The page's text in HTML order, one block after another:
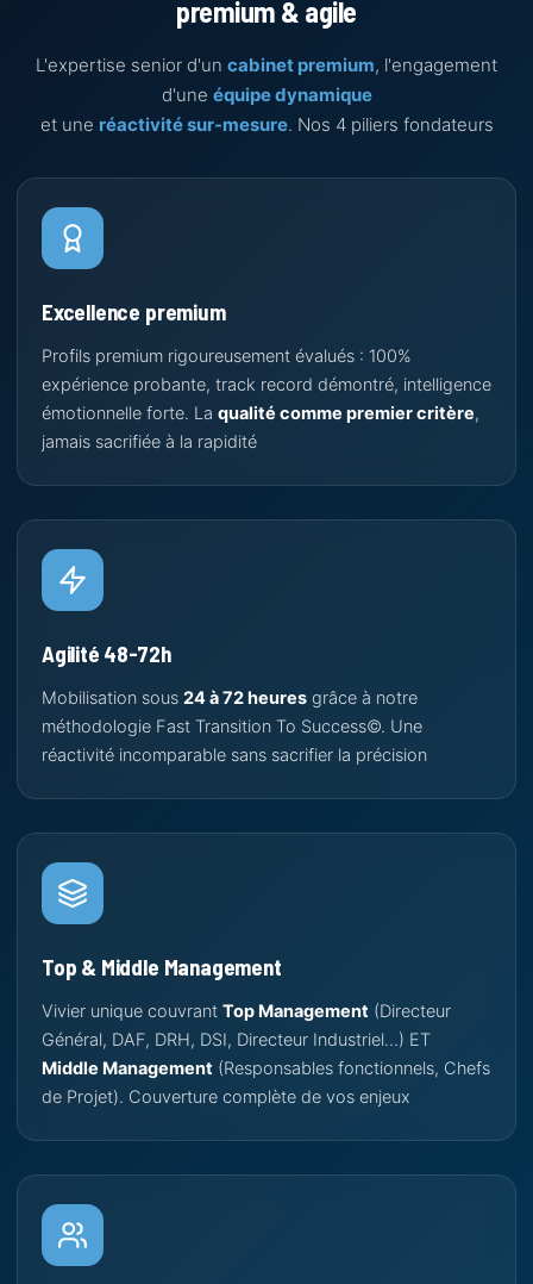
premium & agile
L'expertise senior d'un cabinet premium, l'engagement
d'une équipe dynamique
et une réactivité sur-mesure. Nos 4 piliers fondateurs
Excellence premium
Profils premium rigoureusement évalués : 100%
expérience probante, track record démontré, intelligence
émotionnelle forte. La qualité comme premier critère,
jamais sacrifiée à la rapidité
Agilité 48-72h
Mobilisation sous 24 à 72 heures grâce à notre
méthodologie Fast Transition To Success©. Une
réactivité incomparable sans sacrifier la précision
Top & Middle Management
Vivier unique couvrant Top Management (Directeur
Général, DAF, DRH, DSI, Directeur Industriel…) ET
Middle Management (Responsables fonctionnels, Chefs
de Projet). Couverture complète de vos enjeux